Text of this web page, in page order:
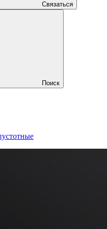
Связаться
Поиск